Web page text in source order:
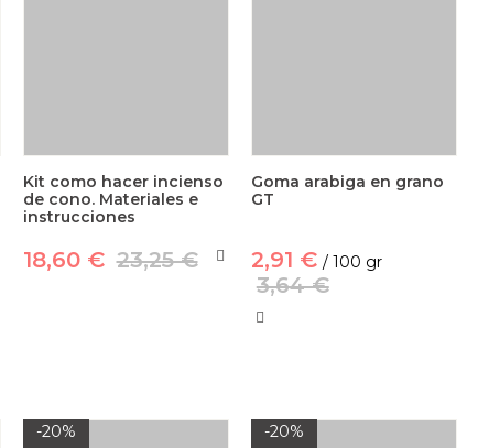
Kit como hacer incienso
de cono. Materiales e
instrucciones
18,60 € 23,25 €
Goma arabiga en grano
GT
2,91 € / 100 gr
3,64 €
-20% -20%